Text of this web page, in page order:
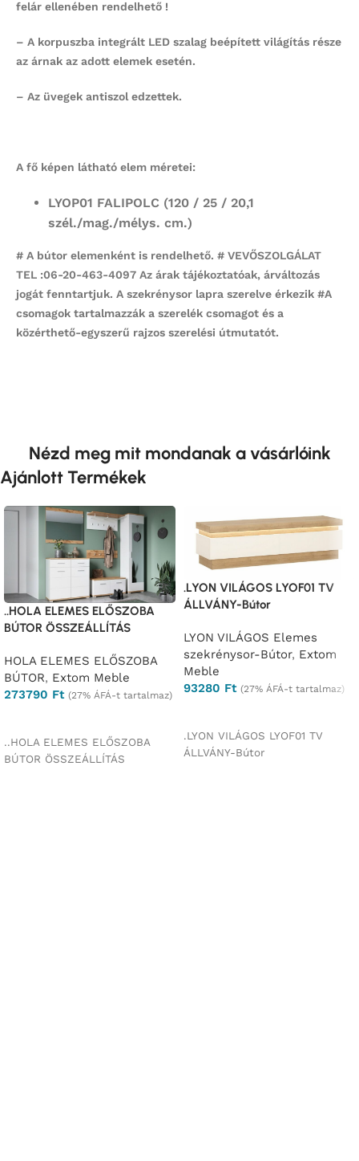
felár ellenében rendelhető !
– A korpuszba integrált LED szalag beépített világítás része
az árnak az adott elemek esetén.
– Az üvegek antiszol edzettek.
A fő képen látható elem méretei:
LYOP01 FALIPOLC (120 / 25 / 20,1
szél./mag./mélys. cm.)
# A bútor elemenként is rendelhető. # VEVŐSZOLGÁLAT
TEL :06-20-463-4097 Az árak tájékoztatóak, árváltozás
jogát fenntartjuk. A szekrénysor lapra szerelve érkezik #A
csomagok tartalmazzák a szerelék csomagot és a
közérthető-egyszerű rajzos szerelési útmutatót.
Nézd meg mit mondanak a vásárlóink
Ajánlott Termékek
..HOLA ELEMES ELŐSZOBA
BÚTOR ÖSSZEÁLLÍTÁS
HOLA ELEMES ELŐSZOBA
BÚTOR, Extom Meble
273790 Ft (27% ÁFÁ-t tartalmaz)
..HOLA ELEMES ELŐSZOBA
BÚTOR ÖSSZEÁLLÍTÁS
.LYON VILÁGOS LYOF01 TV
ÁLLVÁNY-Bútor
LYON VILÁGOS Elemes
szekrénysor-Bútor, Extom
Meble
93280 Ft (27% ÁFÁ-t tartalmaz)
.LYON VILÁGOS LYOF01 TV
ÁLLVÁNY-Bútor